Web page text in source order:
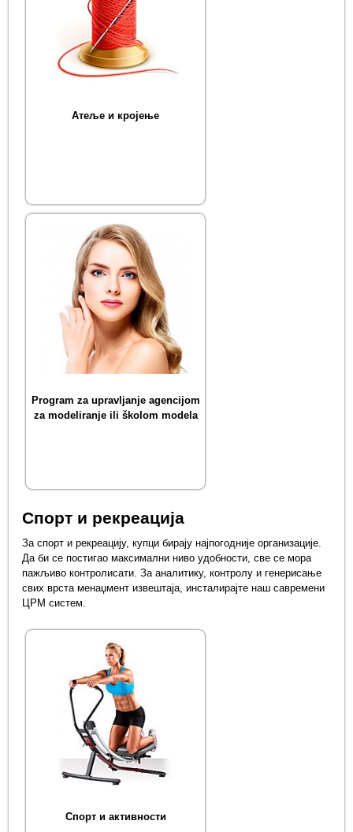
Атеље и кројење
Program za upravljanje agencijom
za modeliranje ili školom modela
Спорт и рекреација
За спорт и рекреацију, купци бирају најпогодније организације.
Да би се постигао максимални ниво удобности, све се мора
пажљиво контролисати. За аналитику, контролу и генерисање
свих врста менаџмент извештаја, инсталирајте наш савремени
ЦРМ систем.
Спорт и активности